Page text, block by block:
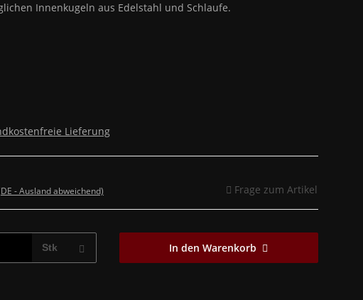
Innenkugeln aus Edelstahl und Schlaufe.
Lieferung
- Ausland abweichend) Frage zum Artikel
Stk In den Warenkorb